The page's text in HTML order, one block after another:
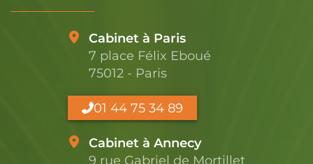
Cabinet à Paris
7 place Félix Eboué
75012 - Paris
01 44 75 34 89
Cabinet à Annecy
9 rue Gabriel de Mortillet